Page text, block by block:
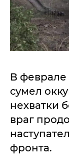
В феврале
сумел
нехватки
враг
фронта.